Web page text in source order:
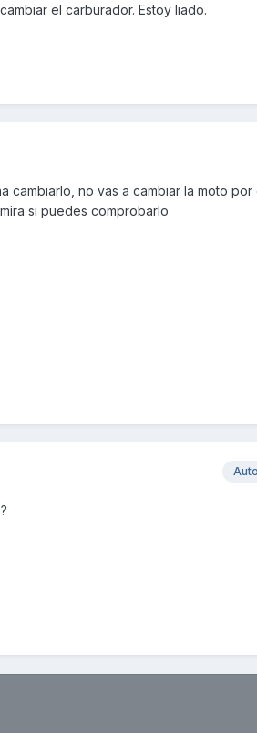
el carburador. Estoy liado.
cambiarlo, no vas a cambiar la moto por
si puedes comprobarlo